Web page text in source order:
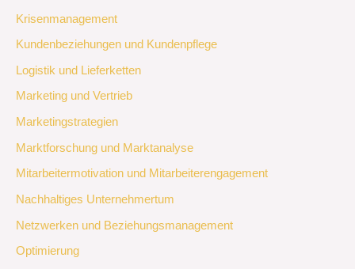
Krisenmanagement
Kundenbeziehungen und Kundenpflege
Logistik und Lieferketten
Marketing und Vertrieb
Marketingstrategien
Marktforschung und Marktanalyse
Mitarbeitermotivation und Mitarbeiterengagement
Nachhaltiges Unternehmertum
Netzwerken und Beziehungsmanagement
Optimierung